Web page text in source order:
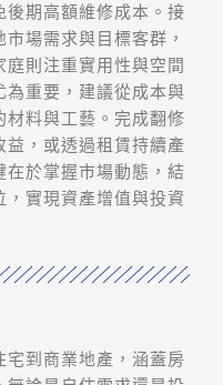
後期高額維修成本。接
場需求與目標客群，
則注重實用性與空間
重要，建議從成本與
料與工藝。完成翻修
，或透過租賃持續產
在於掌握市場動態，結
實現資產增值與投資
到商業地產，涵蓋房